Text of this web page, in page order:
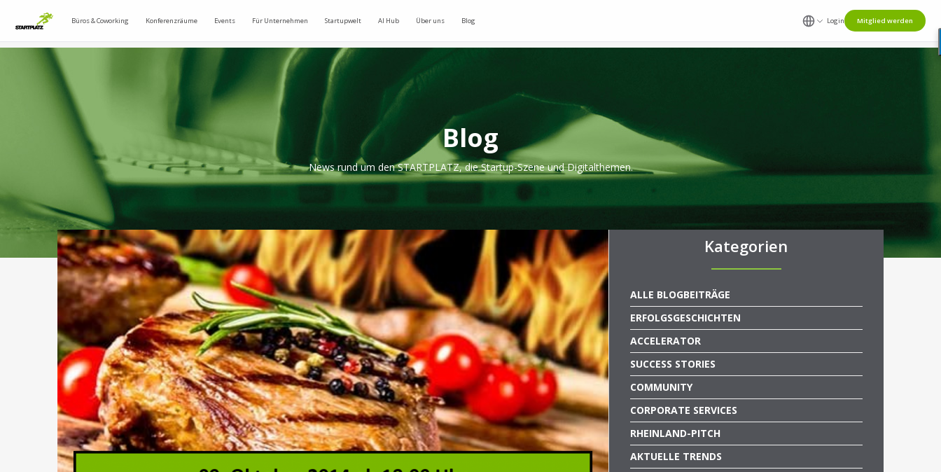
Büros & Coworking Konferenzräume Events Für Unternehmen Startupwelt AI Hub Über uns Blog Login Mitglied werden
Blog
News rund um den STARTPLATZ, die Startup-Szene und Digitalthemen.
Kategorien
ALLE BLOGBEITRÄGE
ERFOLGSGESCHICHTEN
ACCELERATOR
SUCCESS STORIES
COMMUNITY
CORPORATE SERVICES
RHEINLAND-PITCH
AKTUELLE TRENDS